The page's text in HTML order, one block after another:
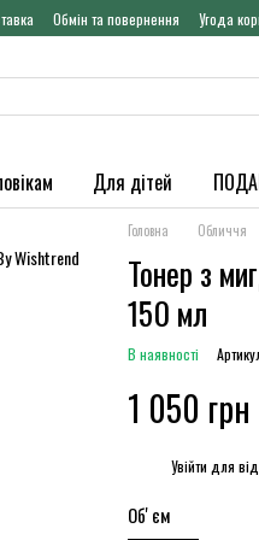
Обмін та повернення Угода
Для дітей
Головна Обличчя
Тонер з
150 мл
В наявності
1 050 грн
Увійти для
Обʼєм